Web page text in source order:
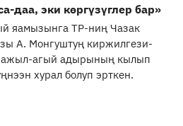
даа, эки көргүзүглер бар»
яамызынга ТР-ниң Чазак
А. Монгуштуң киржилгези-
ажыл-агый адырының кылып
хурал болуп эрткен.